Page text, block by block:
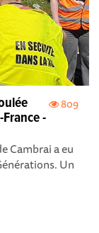
809
-
Cambrai a eu
Un